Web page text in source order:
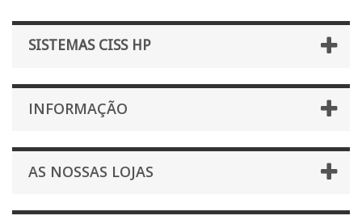
SISTEMAS CISS HP
INFORMAÇÃO
AS NOSSAS LOJAS